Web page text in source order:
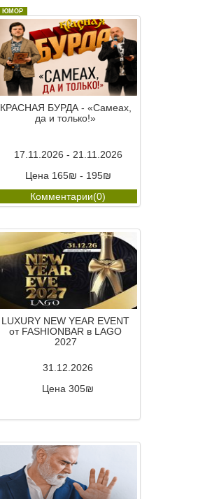
ЮМОР
КРАСНАЯ БУРДА - «Самеах,
да и только!»
17.11.2026 - 21.11.2026
Цена 165₪ - 195₪
Комментарии(0)
LUXURY NEW YEAR EVENT
от FASHIONBAR в LAGO
2027
31.12.2026
Цена 305₪